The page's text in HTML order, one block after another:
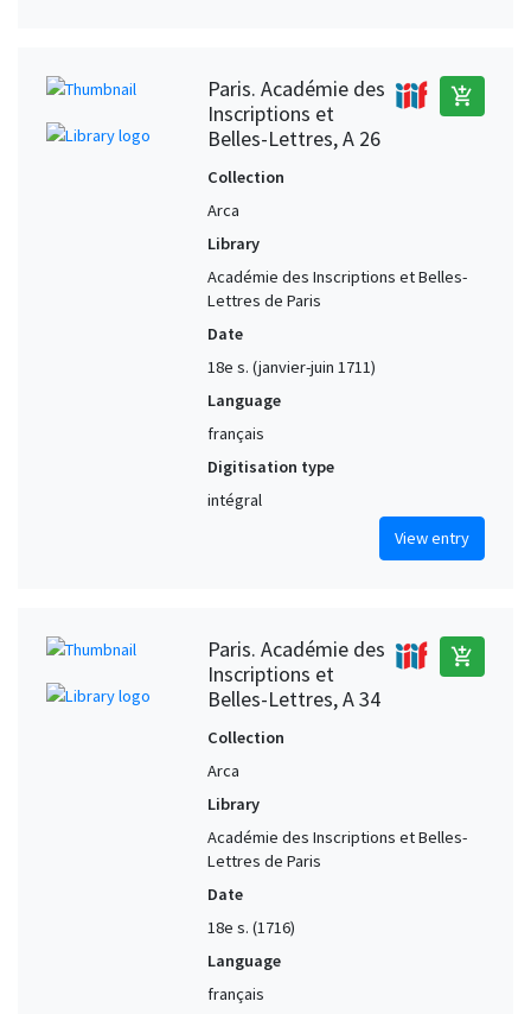
Paris. Académie des
Inscriptions et
Belles-Lettres, A 26
add_shopping_cart
Collection
Arca
Library
Académie des Inscriptions et Belles-
Lettres de Paris
Date
18e s. (janvier-juin 1711)
Language
français
Digitisation type
intégral
View entry
Paris. Académie des
Inscriptions et
Belles-Lettres, A 34
add_shopping_cart
Collection
Arca
Library
Académie des Inscriptions et Belles-
Lettres de Paris
Date
18e s. (1716)
Language
français